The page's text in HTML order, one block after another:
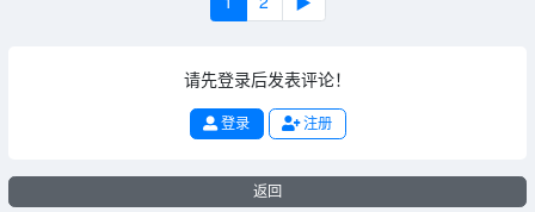
请先登录后发表评论！
登录 注册
返回